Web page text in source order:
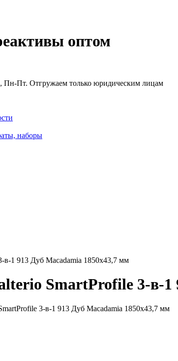
оптом
Пн-Пт. Отгружаем только юридическим лицам
наборы
1 913 Дуб Macadamia 1850x43,7 мм
SmartProfile 3-в-1